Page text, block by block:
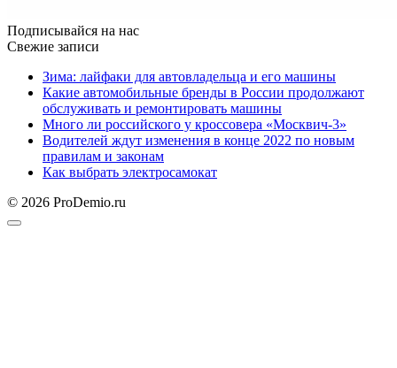
Подписывайся на нас
Свежие записи
Зима: лайфаки для автовладельца и его машины
Какие автомобильные бренды в России продолжают
обслуживать и ремонтировать машины
Много ли российского у кроссовера «Москвич-3»
Водителей ждут изменения в конце 2022 по новым
правилам и законам
Как выбрать электросамокат
© 2026 ProDemio.ru